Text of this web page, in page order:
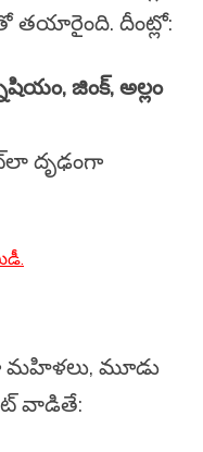
తయారైంది. దీంట్లో:
జింక్, అల్లం
దృఢంగా
మహిళలు, మూడు
వాడితే: